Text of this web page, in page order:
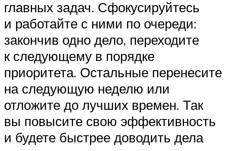
главных задач. Сфокусируйтесь
и работайте с ними по очереди:
закончив одно дело, переходите
к следующему в порядке
приоритета. Остальные перенесите
на следующую неделю или
отложите до лучших времен. Так
вы повысите свою эффективность
и будете быстрее доводить дела